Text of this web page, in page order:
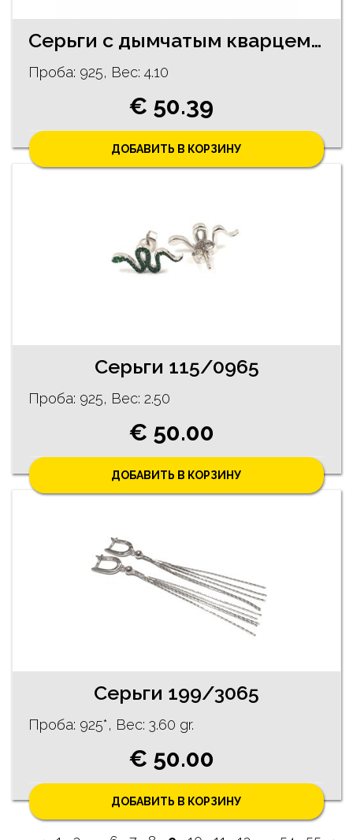
Серьги с дымчатым кварцем 31/1445
Проба: 925, Bес: 4.10
€ 50.39
ДОБАВИТЬ В КОРЗИНУ
Серьги 115/0965
Проба: 925, Bес: 2.50
€ 50.00
ДОБАВИТЬ В КОРЗИНУ
Серьги 199/3065
Проба: 925*, Bес: 3.60 gr.
€ 50.00
ДОБАВИТЬ В КОРЗИНУ